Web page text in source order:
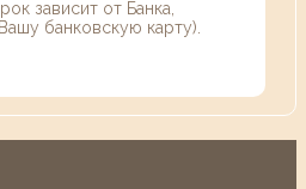
зависит от Банка,
банковскую карту).